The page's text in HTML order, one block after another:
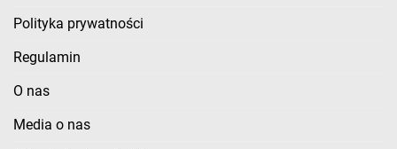
Polityka prywatności
Regulamin
O nas
Media o nas